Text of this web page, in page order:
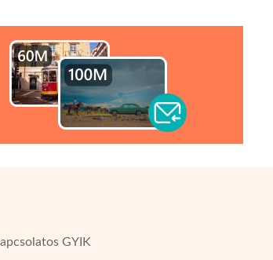
GYIK